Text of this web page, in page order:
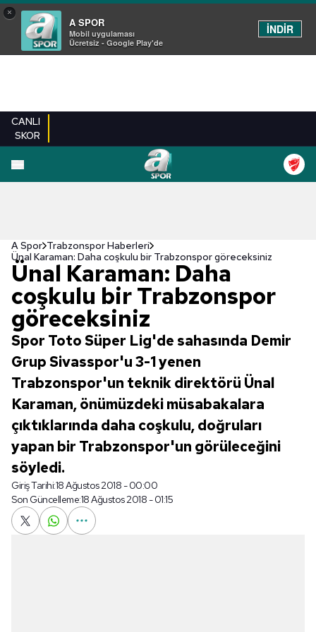
×
A SPOR
Mobil uygulaması
Ücretsiz - Google Play'de
İNDİR
CANLI
SKOR
A Spor Trabzonspor Haberleri
Ünal Karaman: Daha coşkulu bir Trabzonspor göreceksiniz
Ünal Karaman: Daha
coşkulu bir Trabzonspor
göreceksiniz
Spor Toto Süper Lig'de sahasında Demir
Grup Sivasspor'u 3-1 yenen
Trabzonspor'un teknik direktörü Ünal
Karaman, önümüzdeki müsabakalara
çıktıklarında daha coşkulu, doğruları
yapan bir Trabzonspor'un görüleceğini
söyledi.
Giriş Tarihi:18 Ağustos 2018 - 00:00
Son Güncelleme:18 Ağustos 2018 - 01:15